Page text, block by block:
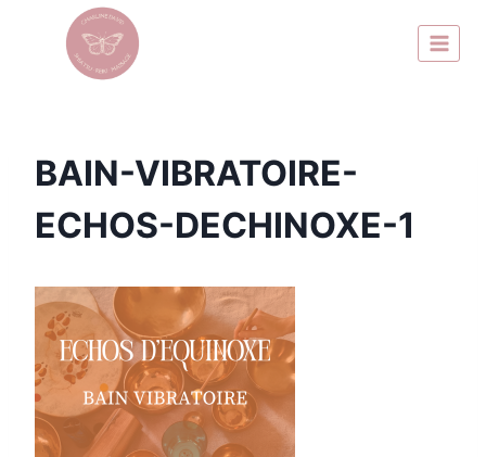
BAIN-VIBRATOIRE-
ECHOS-DECHINOXE-1